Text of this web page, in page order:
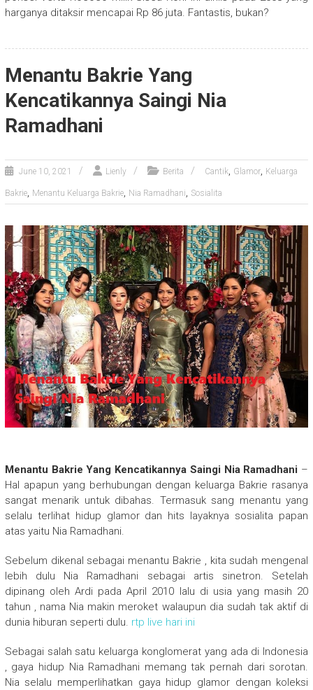
harganya ditaksir mencapai Rp 86 juta. Fantastis, bukan?
Menantu Bakrie Yang
Kencatikannya Saingi Nia
Ramadhani
June 10, 2021 Lienly Berita Cantik, Glamor, Keluarga
Bakrie, Menantu Keluarga Bakrie, Nia Ramadhani, Sosialita
Menantu Bakrie Yang Kencatikannya Saingi Nia Ramadhani –
Hal apapun yang berhubungan dengan keluarga Bakrie rasanya
sangat menarik untuk dibahas. Termasuk sang menantu yang
selalu terlihat hidup glamor dan hits layaknya sosialita papan
atas yaitu Nia Ramadhani.
Sebelum dikenal sebagai menantu Bakrie , kita sudah mengenal
lebih dulu Nia Ramadhani sebagai artis sinetron. Setelah
dipinang oleh Ardi pada April 2010 lalu di usia yang masih 20
tahun , nama Nia makin meroket walaupun dia sudah tak aktif di
dunia hiburan seperti dulu. rtp live hari ini
Sebagai salah satu keluarga konglomerat yang ada di Indonesia
, gaya hidup Nia Ramadhani memang tak pernah dari sorotan.
Nia selalu memperlihatkan gaya hidup glamor dengan koleksi